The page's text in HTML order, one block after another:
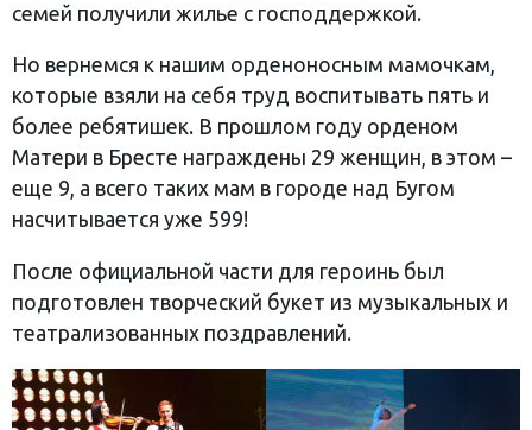
семей получили жилье с господдержкой.
Но вернемся к нашим орденоносным мамочкам,
которые взяли на себя труд воспитывать пять и
более ребятишек. В прошлом году орденом
Матери в Бресте награждены 29 женщин, в этом –
еще 9, а всего таких мам в городе над Бугом
насчитывается уже 599!
После официальной части для героинь был
подготовлен творческий букет из музыкальных и
театрализованных поздравлений.